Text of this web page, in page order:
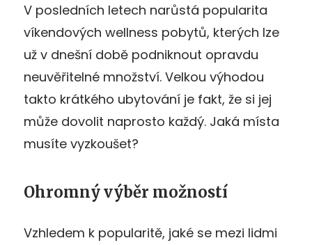
V posledních letech narůstá popularita
víkendových wellness pobytů, kterých lze
už v dnešní době podniknout opravdu
neuvěřitelné množství. Velkou výhodou
takto krátkého ubytování je fakt, že si jej
může dovolit naprosto každý. Jaká místa
musíte vyzkoušet?
Ohromný výběr možností
Vzhledem k popularitě, jaké se mezi lidmi